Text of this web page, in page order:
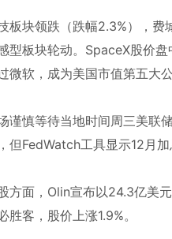
板块领跌（跌幅2.3%），费
型板块轮动。SpaceX股价
微软，成为美国市值第五大公
谨慎等待当地时间周三美联
但FedWatch工具显示12月
方面，Olin宣布以24.3亿美
胜客，股价上涨1.9%。